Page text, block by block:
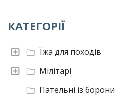
КАТЕГОРІЇ
Пательні із борони
Мілітарі
Їжа для походів